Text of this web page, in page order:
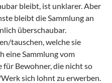
bleibt, ist unklarer. Aber
bleibt die Sammlung an
überschaubar.
tauschen, welche sie
eine Sammlung vom
für Bewohner, die nicht so
sich lohnt zu erwerben.